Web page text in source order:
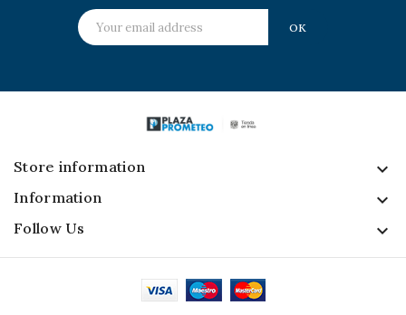
Store information keyboard_arrow_down
Information 
Follow Us 